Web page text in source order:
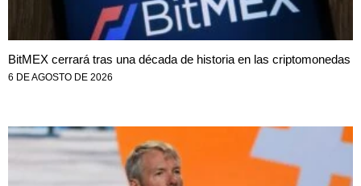
BitMEX cerrará tras una década de historia en las criptomonedas
6 DE AGOSTO DE 2026